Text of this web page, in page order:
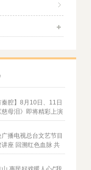
秦腔】8月10日、11日
母泪》即将精彩上演
播电视总台文艺节目
座 回溯红色血脉 共
新声